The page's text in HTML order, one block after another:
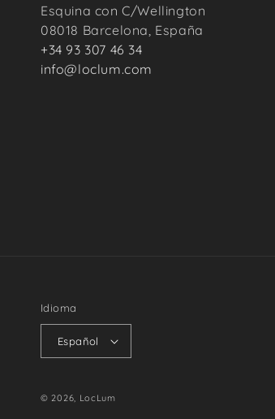
Esquina con C/Wellington
08018 Barcelona, España
+34 93 307 46 34
info@loclum.com
Idioma
Español
© 2026, LocLum